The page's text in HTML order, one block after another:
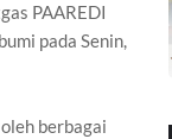
PAAREDI
pada Senin,
berbagai